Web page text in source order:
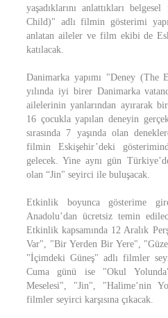
yaşadıklarını anlattıkları
Child)" adlı filmin gösterimi
anlatan aileler ve film ekibi de
katılacak.
Danimarka yapımı "Deney
yılında iyi birer Danimarka
ailelerinin yanlarından ayırarak
16 çocukla yapılan deneyin
sırasında 7 yaşında olan
filmin Eskişehir’deki
gelecek. Yine aynı gün
olan “Jin" seyirci ile buluşacak.
Etkinlik boyunca gösterime
Anadolu’dan ücretsiz temin
Etkinlik kapsamında 12 Aralık
Var", "Bir Yerden Bir Yere",
"İçimdeki Güneş" adlı filmler
Cuma günü ise "Okul
Meselesi", "Jin", "Halime’nin
filmler seyirci karşısına çıkacak.